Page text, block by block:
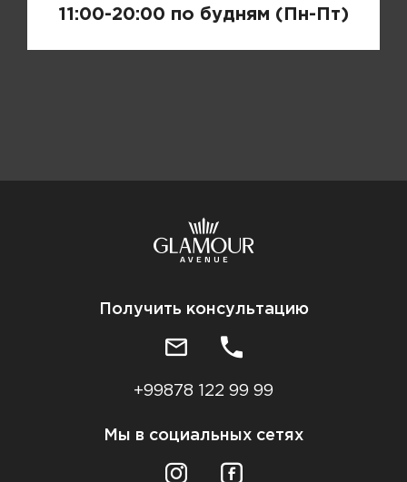
11:00-20:00 по будням (Пн-Пт)
Получить консультацию
+99878 122 99 99
Мы в социальных сетях